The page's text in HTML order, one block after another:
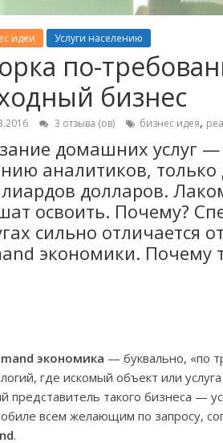
идеи Услуги населению
по-
бизнес
3 отзыва (ов) бизнес идея,
домашних услуг
аналитиков, только
долларов.
освоить. Почему?
сильно отличается
экономики. Почему
экономика — буквально, «по
где искомый объект или
представитель такого бизнеса —
всем желающим по запросу,
.